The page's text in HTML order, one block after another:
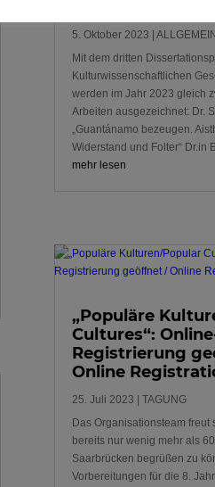
5. Oktober 2023 ALLGEMEIN
Mit dem dritten
Kulturwissenschaftlichen
werden im Jahr 2023 gleich
Arbeiten ausgezeichnet: Dr.
„Guantánamo bezeugen.
Widerstand und Folter“ Dr.in
mehr lesen
„Populäre
Cultures“:
Registrierung
Online
25. Juli 2023
TAGUNG
Das Organisationsteam freut
bereits nur wenig mehr als
Saarbrücken begrüßen zu
Vorbereitungen für die 8.